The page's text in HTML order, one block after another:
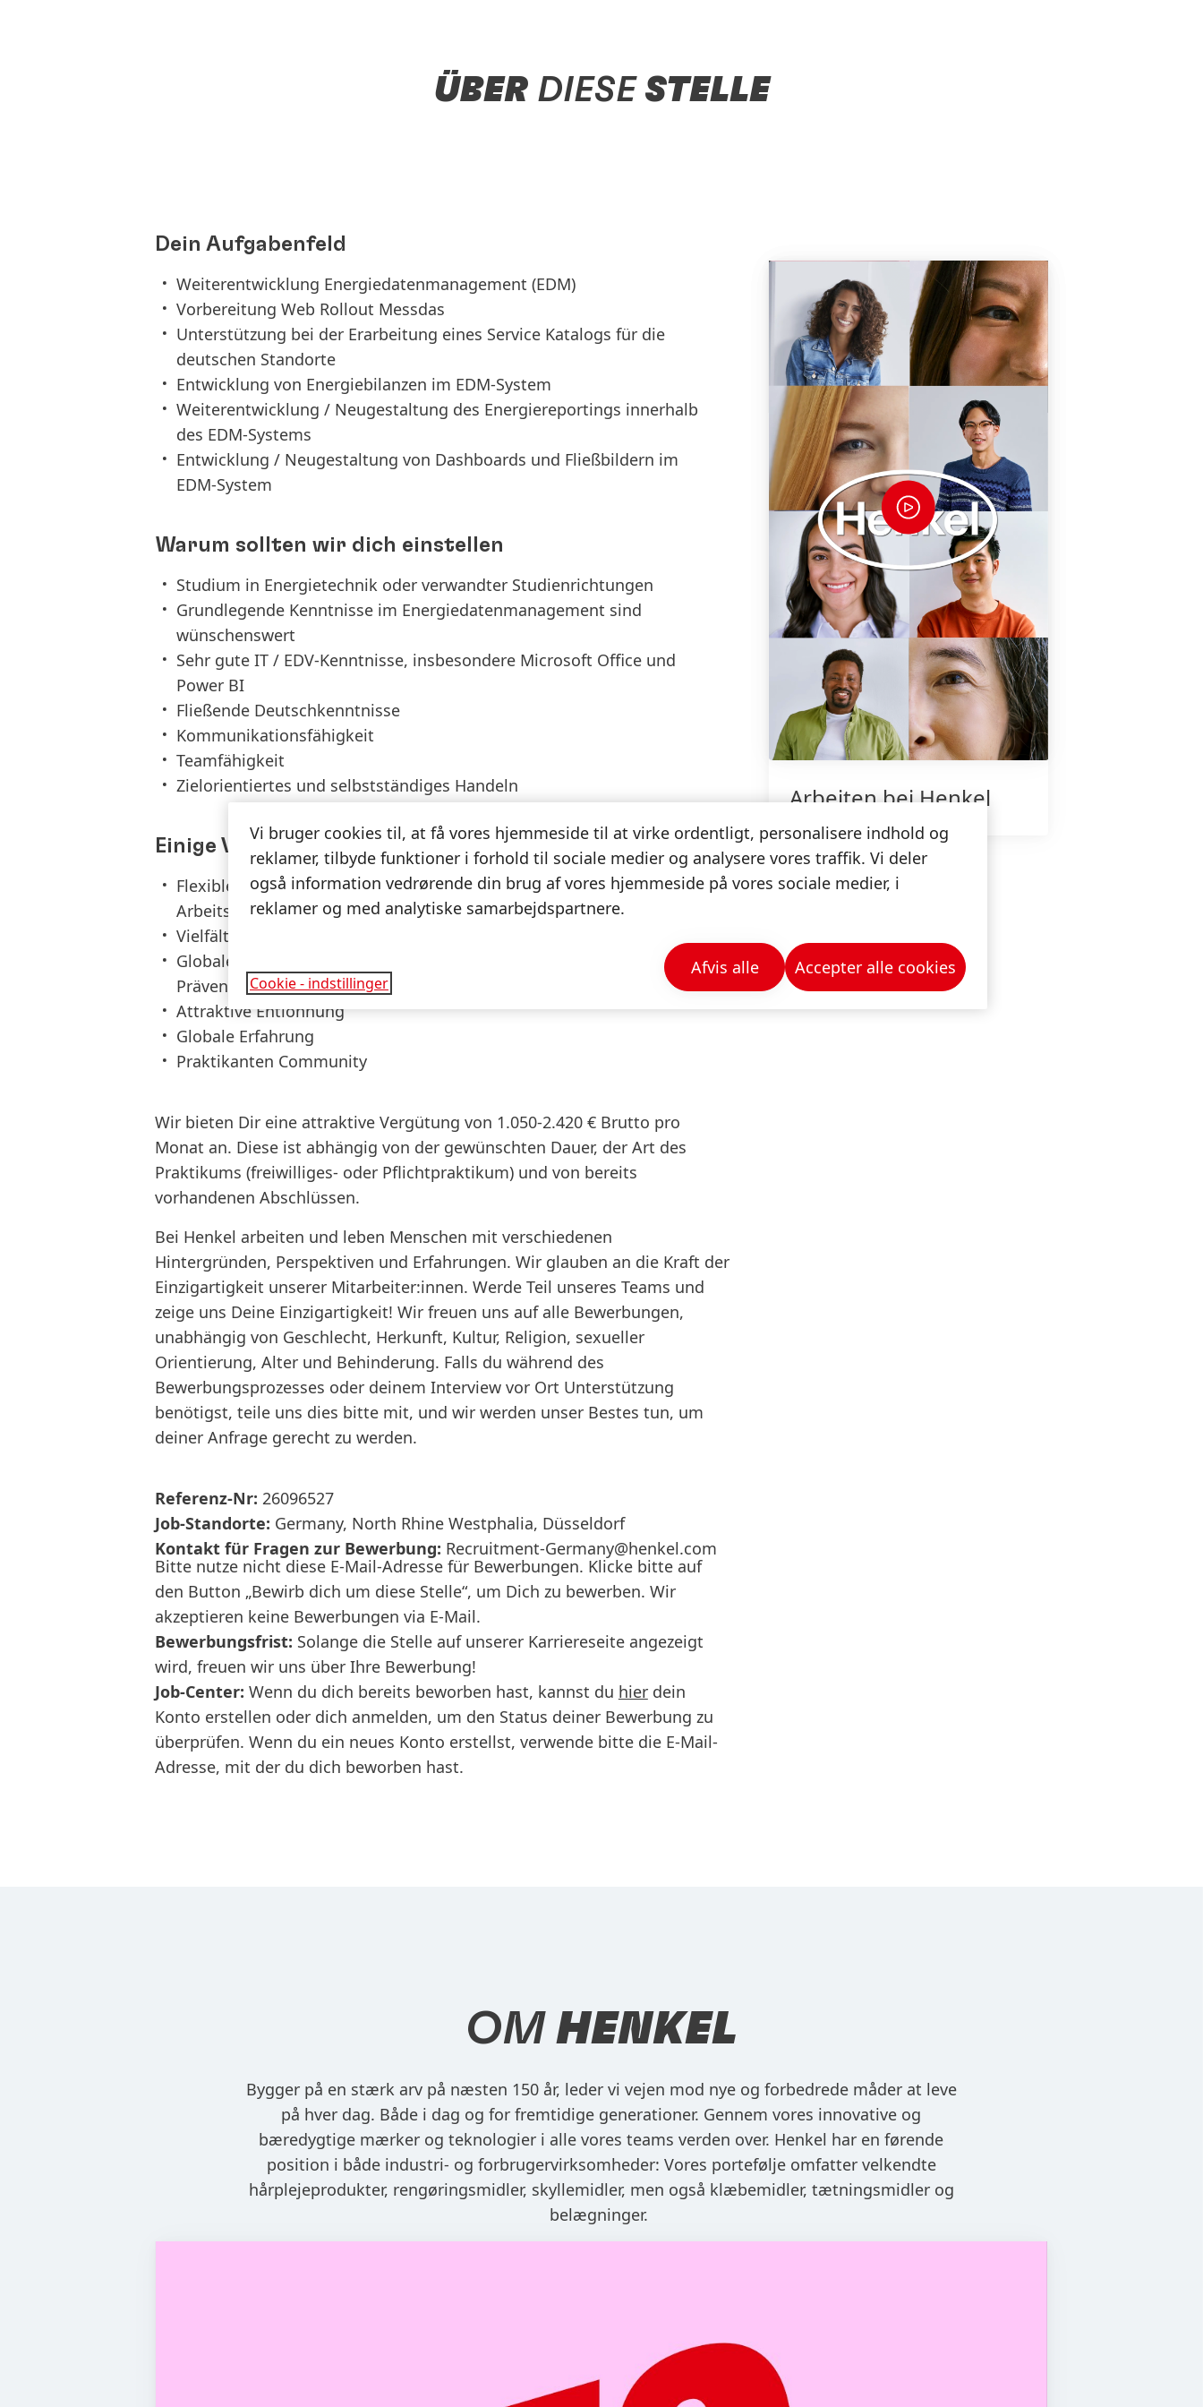
ÜBER DIESE STELLE
Dein Aufgabenfeld
Weiterentwicklung Energiedatenmanagement (EDM)
Vorbereitung Web Rollout Messdas
Unterstützung bei der Erarbeitung eines Service Katalogs für die
deutschen Standorte
Entwicklung von Energiebilanzen im EDM-System
Weiterentwicklung / Neugestaltung des Energiereportings innerhalb
des EDM-Systems
Entwicklung / Neugestaltung von Dashboards und Fließbildern im
EDM-System
Warum sollten wir dich einstellen
Studium in Energietechnik oder verwandter Studienrichtungen
Grundlegende Kenntnisse im Energiedatenmanagement sind
wünschenswert
Sehr gute IT / EDV-Kenntnisse, insbesondere Microsoft Office und
Power BI
Fließende Deutschkenntnisse
Kommunikationsfähigkeit
Teamfähigkeit
Zielorientiertes und selbstständiges Handeln
Einige Vorteile, die Henkel Einsteigern bietet
Flexibles Arbeitsmodell mit flexiblen Arbeitszeiten, hybriden
Arbeitsformen
Vielfältige nationale und internationale Entwicklungsmöglichkeiten
Globale Wohlfühlstandards mit Gesundheits- und
Präventionsprogrammen
Attraktive Entlohnung
Globale Erfahrung
Praktikanten Community
Wir bieten Dir eine attraktive Vergütung von 1.050-2.420 € Brutto pro
Monat an. Diese ist abhängig von der gewünschten Dauer, der Art des
Praktikums (freiwilliges- oder Pflichtpraktikum) und von bereits
vorhandenen Abschlüssen.
Bei Henkel arbeiten und leben Menschen mit verschiedenen
Hintergründen, Perspektiven und Erfahrungen. Wir glauben an die Kraft der
Einzigartigkeit unserer Mitarbeiter:innen. Werde Teil unseres Teams und
zeige uns Deine Einzigartigkeit! Wir freuen uns auf alle Bewerbungen,
unabhängig von Geschlecht, Herkunft, Kultur, Religion, sexueller
Orientierung, Alter und Behinderung. Falls du während des
Bewerbungsprozesses oder deinem Interview vor Ort Unterstützung
benötigst, teile uns dies bitte mit, und wir werden unser Bestes tun, um
deiner Anfrage gerecht zu werden.
Referenz-Nr: 26096527
Job-Standorte: Germany, North Rhine Westphalia, Düsseldorf
Kontakt für Fragen zur Bewerbung: Recruitment-Germany@henkel.com
Bitte nutze nicht diese E-Mail-Adresse für Bewerbungen. Klicke bitte auf
den Button „Bewirb dich um diese Stelle“, um Dich zu bewerben. Wir
akzeptieren keine Bewerbungen via E-Mail.
Bewerbungsfrist: Solange die Stelle auf unserer Karriereseite angezeigt
wird, freuen wir uns über Ihre Bewerbung!
Job-Center: Wenn du dich bereits beworben hast, kannst du hierdein
Konto erstellen oder dich anmelden, um den Status deiner Bewerbung zu
überprüfen. Wenn du ein neues Konto erstellst, verwende bitte die E-Mail-
Adresse, mit der du dich beworben hast.
Arbeiten bei Henkel
OMHENKEL
Bygger på en stærk arv på næsten 150 år, leder vi vejen mod nye og forbedrede måder at leve
på hver dag. Både i dag og for fremtidige generationer. Gennem vores innovative og
bæredygtige mærker og teknologier i alle vores teams verden over. Henkel har en førende
position i både industri- og forbrugervirksomheder: Vores portefølje omfatter velkendte
hårplejeprodukter, rengøringsmidler, skyllemidler, men også klæbemidler, tætningsmidler og
belægninger.
Vi bruger cookies til, at få vores hjemmeside til at virke ordentligt, personalisere indhold og
reklamer, tilbyde funktioner i forhold til sociale medier og analysere vores traffik. Vi deler
også information vedrørende din brug af vores hjemmeside på vores sociale medier, i
reklamer og med analytiske samarbejdspartnere.
Cookie - indstillinger
Afvis alle Accepter alle cookies